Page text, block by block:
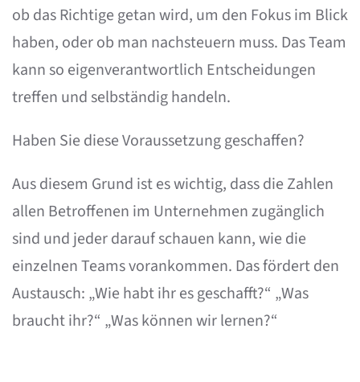
ob das Richtige getan wird, um den Fokus im Blick
haben, oder ob man nachsteuern muss. Das Team
kann so eigenverantwortlich Entscheidungen
treffen und selbständig handeln.
Haben Sie diese Voraussetzung geschaffen?
Aus diesem Grund ist es wichtig, dass die Zahlen
allen Betroffenen im Unternehmen zugänglich
sind und jeder darauf schauen kann, wie die
einzelnen Teams vorankommen. Das fördert den
Austausch: „Wie habt ihr es geschafft?“ „Was
braucht ihr?“ „Was können wir lernen?“